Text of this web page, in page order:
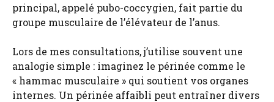
principal, appelé pubo-coccygien, fait partie du
groupe musculaire de l’élévateur de l’anus.
Lors de mes consultations, j’utilise souvent une
analogie simple : imaginez le périnée comme le
« hammac musculaire » qui soutient vos organes
internes. Un périnée affaibli peut entraîner divers